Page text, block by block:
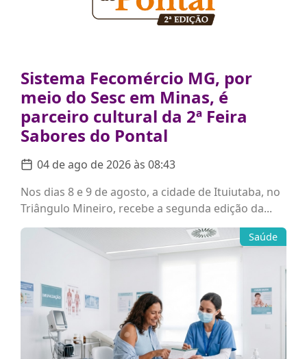
Sistema Fecomércio MG, por
meio do Sesc em Minas, é
parceiro cultural da 2ª Feira
Sabores do Pontal
04 de ago de 2026 às 08:43
Nos dias 8 e 9 de agosto, a cidade de Ituiutaba, no
Triângulo Mineiro, recebe a segunda edição da...
Saúde